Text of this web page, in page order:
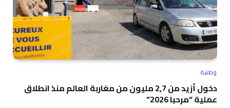
وطنية
دخول أزيد من 2,7 مليون من مغاربة العالم منذ انطلاق
عملية “مرحبا 2026”